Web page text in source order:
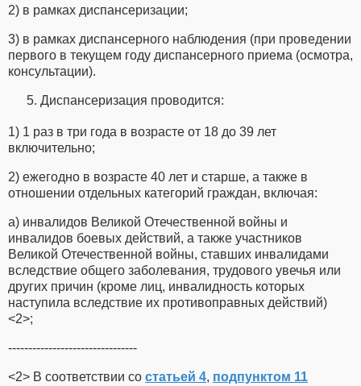
2) в рамках диспансеризации;
3) в рамках диспансерного наблюдения (при проведении
первого в текущем году диспансерного приема (осмотра,
консультации).
Диспансеризация проводится:
1) 1 раз в три года в возрасте от 18 до 39 лет
включительно;
2) ежегодно в возрасте 40 лет и старше, а также в
отношении отдельных категорий граждан, включая:
а) инвалидов Великой Отечественной войны и
инвалидов боевых действий, а также участников
Великой Отечественной войны, ставших инвалидами
вследствие общего заболевания, трудового увечья или
других причин (кроме лиц, инвалидность которых
наступила вследствие их противоправных действий)
<2>;
--------------------------------
<2> В соответствии со статьей 4, подпунктом 11